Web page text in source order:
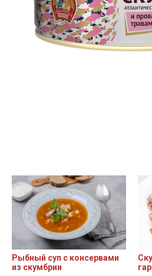
Рыбный суп с консервами
из скумбрии